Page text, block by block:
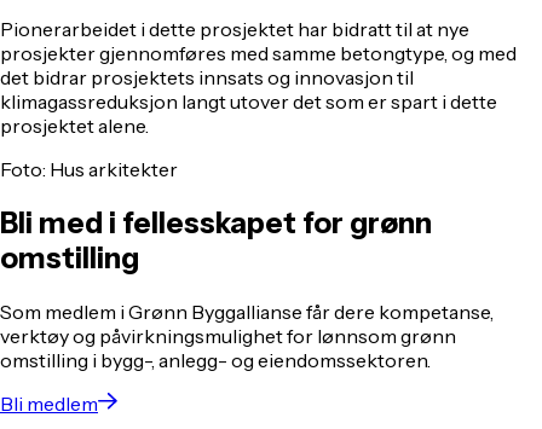
Pionerarbeidet i dette prosjektet har bidratt til at nye
prosjekter gjennomføres med samme betongtype, og med
det bidrar prosjektets innsats og innovasjon til
klimagassreduksjon langt utover det som er spart i dette
prosjektet alene.
Foto: Hus arkitekter
Bli med i fellesskapet for grønn
omstilling
Som medlem i Grønn Byggallianse får dere kompetanse,
verktøy og påvirkningsmulighet for lønnsom grønn
omstilling i bygg-, anlegg- og eiendomssektoren.
Bli medlem